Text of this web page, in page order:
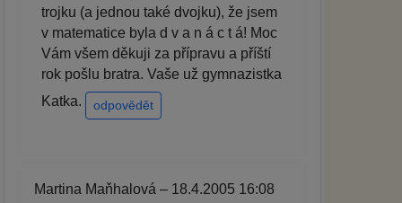
trojku (a jednou také dvojku), že jsem
v matematice byla d v a n á c t á! Moc
Vám všem děkuji za přípravu a příští
rok pošlu bratra. Vaše už gymnazistka
Katka.
odpovědět
Martina Maňhalová – 18.4.2005 16:08